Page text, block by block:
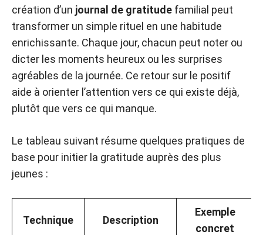
création d’un journal de gratitude familial peut
transformer un simple rituel en une habitude
enrichissante. Chaque jour, chacun peut noter ou
dicter les moments heureux ou les surprises
agréables de la journée. Ce retour sur le positif
aide à orienter l’attention vers ce qui existe déjà,
plutôt que vers ce qui manque.
Le tableau suivant résume quelques pratiques de
base pour initier la gratitude auprès des plus
jeunes :
Technique Description
Exemple
concret